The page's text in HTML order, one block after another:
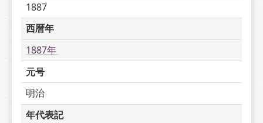
1887
西暦年
1887年
元号
明治
年代表記